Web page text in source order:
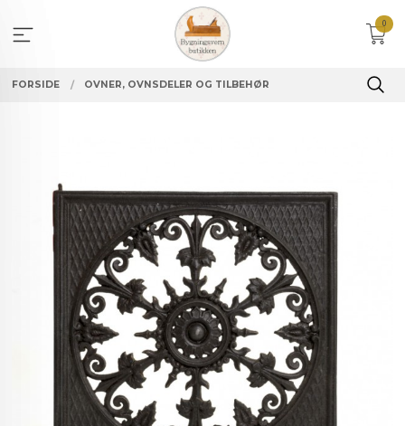
innholdet
0
FORSIDE OVNER, OVNSDELER OG TILBEHØR